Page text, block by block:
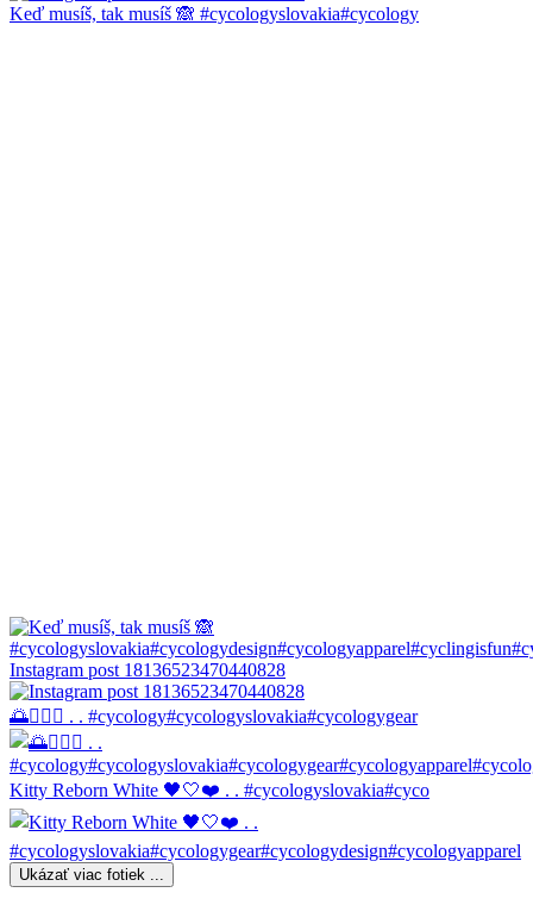
Keď musíš, tak musíš 🙈 #cycologyslovakia#cycology
Instagram post 18136523470440828
🌅🚴🏼‍♀️ . . #cycology#cycologyslovakia#cycologygear
Kitty Reborn White 🖤🤍❤️ . . #cycologyslovakia#cyco
Ukázať viac fotiek ...